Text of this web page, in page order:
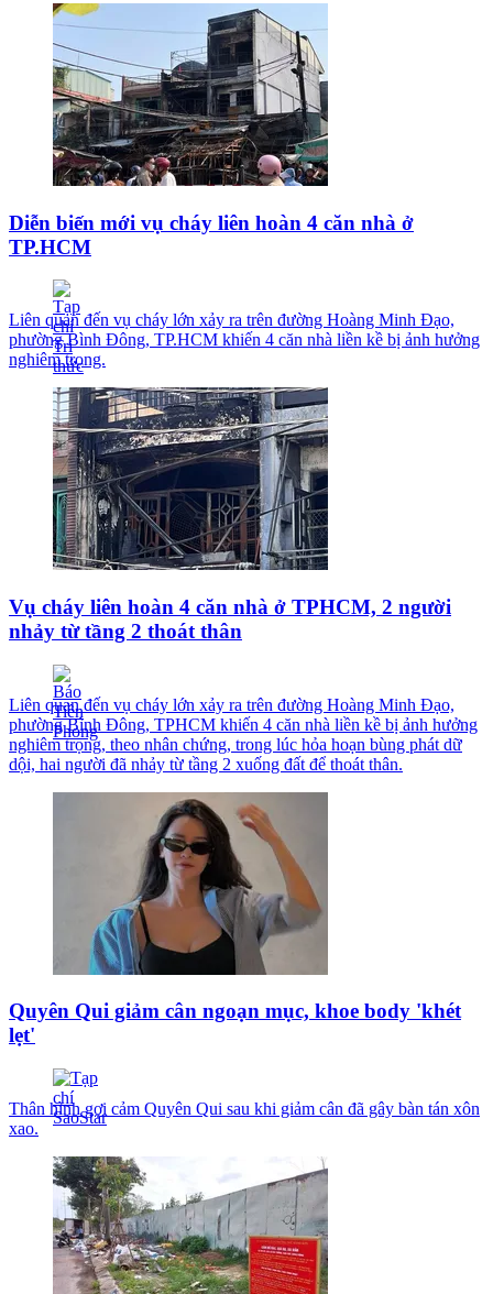
Diễn biến mới vụ cháy liên hoàn 4 căn nhà ở
TP.HCM
Liên quan đến vụ cháy lớn xảy ra trên đường Hoàng Minh Đạo,
phường Bình Đông, TP.HCM khiến 4 căn nhà liền kề bị ảnh hưởng
nghiêm trọng.
Vụ cháy liên hoàn 4 căn nhà ở TPHCM, 2 người
nhảy từ tầng 2 thoát thân
Liên quan đến vụ cháy lớn xảy ra trên đường Hoàng Minh Đạo,
phường Bình Đông, TPHCM khiến 4 căn nhà liền kề bị ảnh hưởng
nghiêm trọng, theo nhân chứng, trong lúc hỏa hoạn bùng phát dữ
dội, hai người đã nhảy từ tầng 2 xuống đất để thoát thân.
Quyên Qui giảm cân ngoạn mục, khoe body 'khét
lẹt'
Thân hình gợi cảm Quyên Qui sau khi giảm cân đã gây bàn tán xôn
xao.